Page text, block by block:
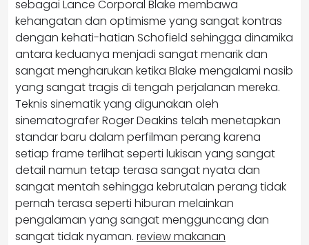
sebagai Lance Corporal Blake membawa
kehangatan dan optimisme yang sangat kontras
dengan kehati-hatian Schofield sehingga dinamika
antara keduanya menjadi sangat menarik dan
sangat mengharukan ketika Blake mengalami nasib
yang sangat tragis di tengah perjalanan mereka.
Teknis sinematik yang digunakan oleh
sinematografer Roger Deakins telah menetapkan
standar baru dalam perfilman perang karena
setiap frame terlihat seperti lukisan yang sangat
detail namun tetap terasa sangat nyata dan
sangat mentah sehingga kebrutalan perang tidak
pernah terasa seperti hiburan melainkan
pengalaman yang sangat mengguncang dan
sangat tidak nyaman. review makanan